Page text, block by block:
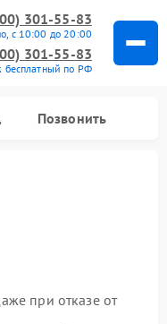
301-55-83
с 10:00 до 20:00
301-55-83
бесплатный по РФ
Позвонить
при отказе от